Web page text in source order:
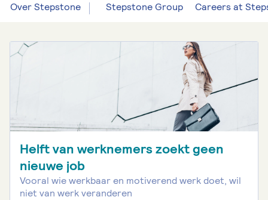
Over Stepstone Stepstone Group Careers at
Helft van werknemers zoekt geen
nieuwe job
Vooral wie werkbaar en motiverend werk doet, wil
niet van werk veranderen